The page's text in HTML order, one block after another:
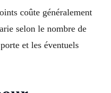
coûte généralement
selon le nombre de
et les éventuels